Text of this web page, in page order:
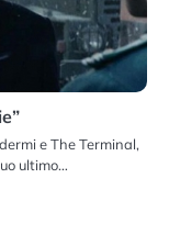
e The Terminal,
ultimo…